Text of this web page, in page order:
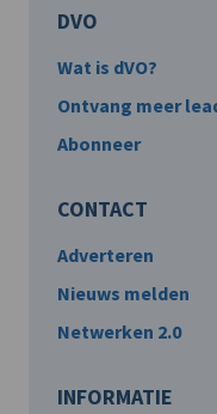
DVO
Wat is dVO?
Ontvang meer
Abonneer
CONTACT
Adverteren
Nieuws melden
Netwerken 2.0
INFORMATIE